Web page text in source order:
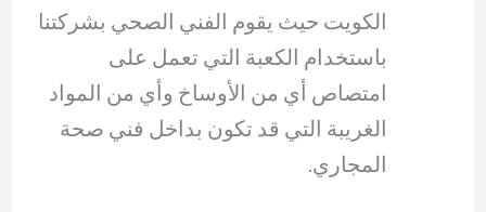
الكويت حيث يقوم الفني الصحي بشركتنا
باستخدام الكعبة التي تعمل على
امتصاص أي من الأوساخ وأي من المواد
الغريبة التي قد تكون بداخل فني صحة
المجاري.